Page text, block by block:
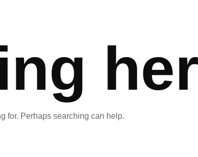
for. Perhaps searching can help.